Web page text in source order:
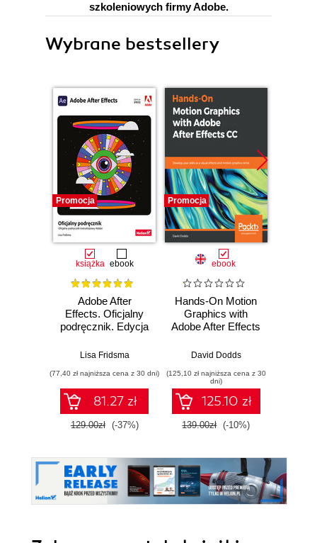
szkoleniowych firmy Adobe.
Wybrane bestsellery
Promocja
książka ebook
Adobe After
Effects. Oficjalny
podręcznik. Edycja
Lisa Fridsma
(77,40 zł najniższa cena z 30 dni)
81.27 zł
129.00zł (-37%)
Promocja
ebook
Hands-On Motion
Graphics with
Adobe After Effects
skills as a visual
graphics artist
David Dodds
(125,10 zł najniższa cena z 30
dni)
125.10 zł
139.00zł (-10%)